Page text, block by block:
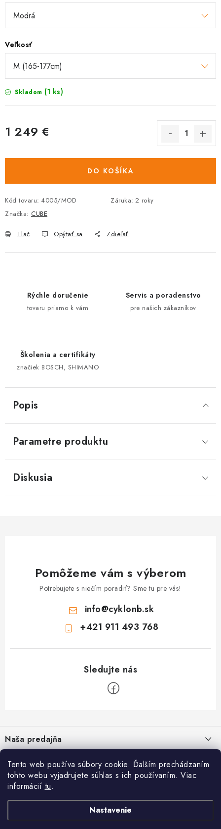
Tento web používa súbory cookie. Ďalším prechádzaním
tohto webu vyjadrujete súhlas s ich používaním. Viac
informácií tu.
Nastavenie
Veľkosť
Skladom (1 ks)
1 249 €
DO KOŠÍKA
Kód tovaru: 4005/MOD Záruka: 2 roky
Značka: CUBE
Tlač Opýtať sa Zdieľať
Rýchle doručenie
tovaru priamo k vám
Servis a poradenstvo
pre našich zákazníkov
Školenia a certifikáty
značiek BOSCH, SHIMANO
Popis
Parametre produktu
Diskusia
Pomôžeme vám s výberom
Potrebujete s niečím poradiť? Sme tu pre vás!
info@cyklonb.sk
+421 911 493 768
p
ä
Naša predajňa
CYKLO NB - Jozef Valach
Google map - plánovanie cesty
Informácie
Blog
O nás
Napíšte nám
Reklamačný poriadok
Bezpečné platby